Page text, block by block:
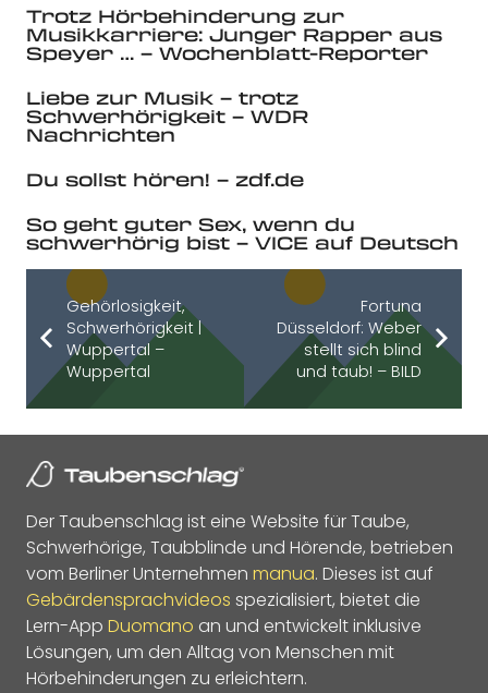
Trotz Hörbehinderung zur
Musikkarriere: Junger Rapper aus
Speyer … – Wochenblatt-Reporter
Liebe zur Musik – trotz
Schwerhörigkeit – WDR
Nachrichten
Du sollst hören! – zdf.de
So geht guter Sex, wenn du
schwerhörig bist – VICE auf Deutsch
Gehörlosigkeit,
Schwerhörigkeit |
Wuppertal –
Wuppertal
Fortuna
Düsseldorf: Weber
stellt sich blind
und taub! – BILD
Der Taubenschlag ist eine Website für Taube,
Schwerhörige, Taubblinde und Hörende, betrieben
vom Berliner Unternehmen manua. Dieses ist auf
Gebärdensprachvideos spezialisiert, bietet die
Lern-App Duomano an und entwickelt inklusive
Lösungen, um den Alltag von Menschen mit
Hörbehinderungen zu erleichtern.